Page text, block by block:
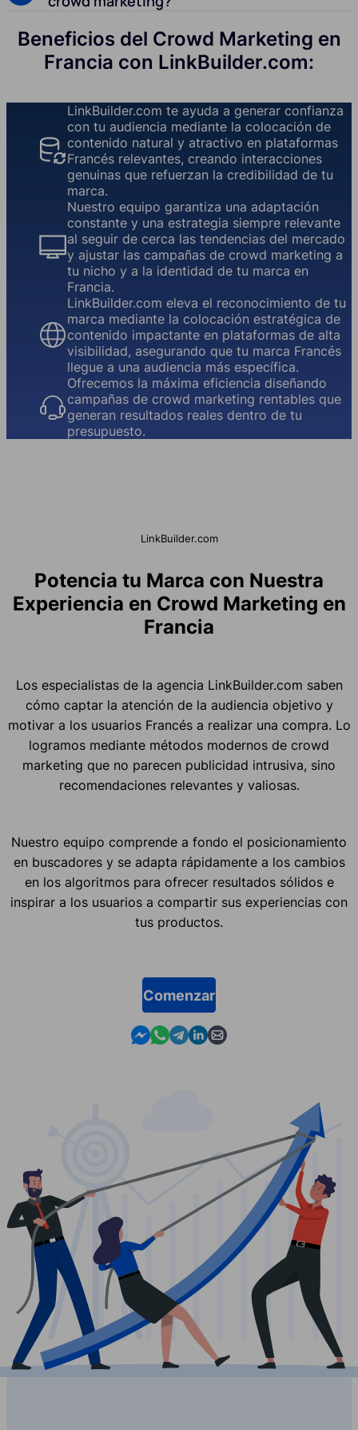
Beneficios del Crowd Marketing en
Francia con LinkBuilder.com:
LinkBuilder.com te ayuda a generar confianza
con tu audiencia mediante la colocación de
contenido natural y atractivo en plataformas
Francés relevantes, creando interacciones
genuinas que refuerzan la credibilidad de tu
marca.
Nuestro equipo garantiza una adaptación
constante y una estrategia siempre relevante
al seguir de cerca las tendencias del mercado
y ajustar las campañas de crowd marketing a
tu nicho y a la identidad de tu marca en
Francia.
LinkBuilder.com eleva el reconocimiento de tu
marca mediante la colocación estratégica de
contenido impactante en plataformas de alta
visibilidad, asegurando que tu marca Francés
llegue a una audiencia más específica.
Ofrecemos la máxima eficiencia diseñando
campañas de crowd marketing rentables que
generan resultados reales dentro de tu
presupuesto.
LinkBuilder.com
Potencia tu Marca con Nuestra
Experiencia en Crowd Marketing en
Francia
Los especialistas de la agencia LinkBuilder.com saben
cómo captar la atención de la audiencia objetivo y
motivar a los usuarios Francés a realizar una compra. Lo
logramos mediante métodos modernos de crowd
marketing que no parecen publicidad intrusiva, sino
recomendaciones relevantes y valiosas.
Nuestro equipo comprende a fondo el posicionamiento
en buscadores y se adapta rápidamente a los cambios
en los algoritmos para ofrecer resultados sólidos e
inspirar a los usuarios a compartir sus experiencias con
tus productos.
Comenzar
Contact us in Messenger
Contact us in WhatsApp
Contact us in Telegram
Contact us in Linkedin
Contact us by email